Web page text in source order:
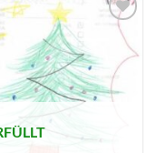
AUF MEINE
MERKLISTE
SETZEN